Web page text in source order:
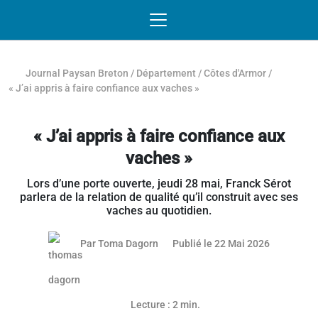
Journal Paysan Breton / Département /Côtes d'Armor /
« J’ai appris à faire confiance aux vaches »
« J’ai appris à faire confiance aux
vaches »
Lors d’une porte ouverte, jeudi 28 mai, Franck Sérot
parlera de la relation de qualité qu’il construit avec ses
vaches au quotidien.
ParToma Dagorn Publié le 22 Mai 202621 mai
Lecture : 2 min.